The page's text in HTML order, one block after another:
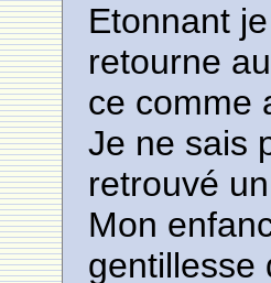
Etonnant
retourne
ce comme
Je ne sais
retrouvé
Mon
gentillesse